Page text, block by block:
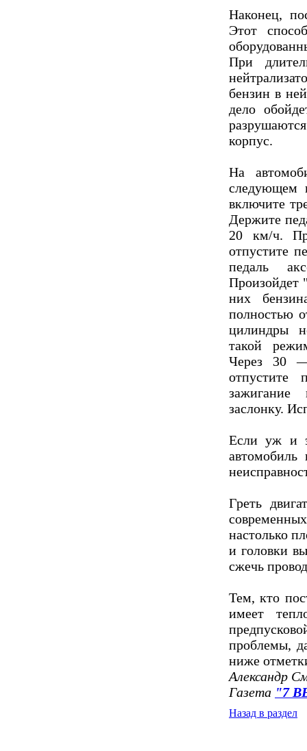
Наконец,
Этот
При
бензин в
дело
корпус.
На
следующем
включите
Держите
20 км/ч.
отпустите
педаль
Произойдет
них
полностью
цилиндры
такой
Через 30
отпустите
зажигание
заслонку.
Если уж и
Греть
настолько
и головки
сжечь
Тем, кто
имеет
проблемы,
ниже
Александр
Газета "7
Назад в раздел